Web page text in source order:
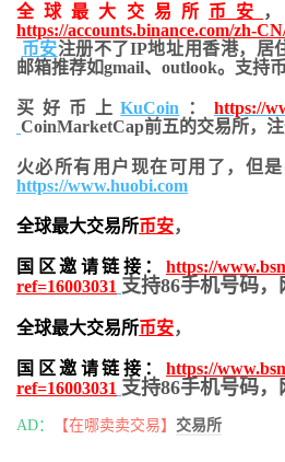
全球最大交易所 币安
https://accounts.binance.com/zh-
币安注册不了IP地址用香港，居
邮箱推荐如gmail、outlook。支持
买好币上KuCoin ：https://
CoinMarketCap前五的交易所，注
火必所有用户现在可用了，但
https://www.huobi.com
全球最大交易所币安，
国区邀请链接： https://
ref=16003031 支持86手机号码，
全球最大交易所币安，
国区邀请链接： https://
ref=16003031 支持86手机号码，
AD： 【在哪卖卖交易】 交易所